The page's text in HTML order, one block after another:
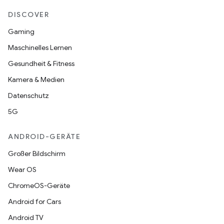
DISCOVER
Gaming
Maschinelles Lernen
Gesundheit & Fitness
Kamera & Medien
Datenschutz
5G
ANDROID-GERÄTE
Großer Bildschirm
Wear OS
ChromeOS-Geräte
Android for Cars
Android TV